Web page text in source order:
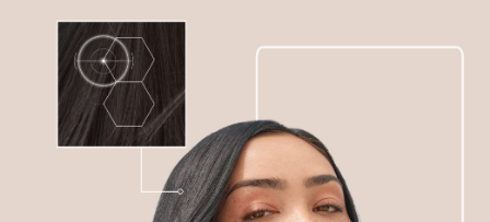
Servizio gratuito di circa 20 minuti, disponibile in
tutti gli store.
LIGHT SKINDIAG:
giornate-evento dedicate alla
skincare, con focus speciali in linea con la
stagione e i trend del momento.